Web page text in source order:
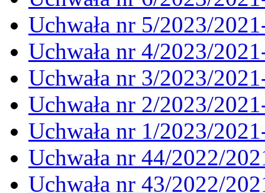
Uchwała nr 5/2023/
Uchwała nr 4/2023/
Uchwała nr 3/2023/
Uchwała nr 2/2023/
Uchwała nr 1/2023/
Uchwała nr 44/2022/
Uchwała nr 43/2022/